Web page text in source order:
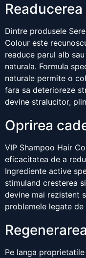
Dintre produsele
Colour este
readuce parul alb
naturala. Formula
naturale permite o
fara sa deterioreze
devine stralucitor,
Oprirea
VIP Shampoo Hair
eficacitatea de a
Ingrediente active
stimuland cresterea
devine mai rezistent
problemele legate
Pe langa